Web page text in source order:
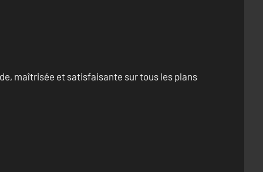
maîtrisée et satisfaisante sur tous les plans